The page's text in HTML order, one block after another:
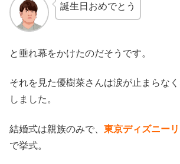
誕生日おめでとう
と垂れ幕をかけたのだそうです。
それを見た優樹菜さんは涙が止まらな
しました。
結婚式は親族のみで、 東京ディズニー
で挙式。